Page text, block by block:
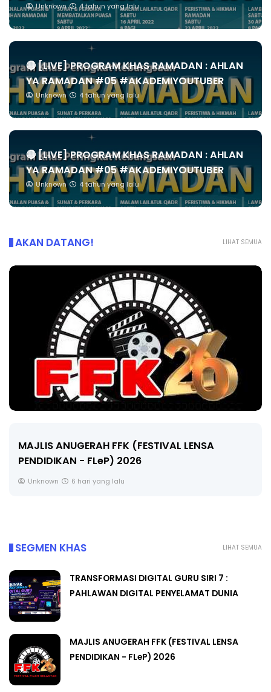
Unknown 4 tahun yang lalu
🔴 [LIVE] PROGRAM KHAS RAMADAN : AHLAN
YA RAMADAN #05 #AKADEMIYOUTUBER
Unknown 4 tahun yang lalu
🔴 [LIVE] PROGRAM KHAS RAMADAN : AHLAN
YA RAMADAN #05 #AKADEMIYOUTUBER
Unknown 4 tahun yang lalu
LIHAT SEMUA
AKAN DATANG!
🔴 [LIVE] MATEMATIK SR, WANG TAHUN 6 OLEH
CIKGU ANITA #ALLINONE #141 #...
LIHAT SEMUA
SEGMEN KHAS
TRANSFORMASI DIGITAL GURU SIRI 7 :
PAHLAWAN DIGITAL PENYELAMAT DUNIA
MAJLIS ANUGERAH FFK (FESTIVAL LENSA
PENDIDIKAN - FLeP) 2026